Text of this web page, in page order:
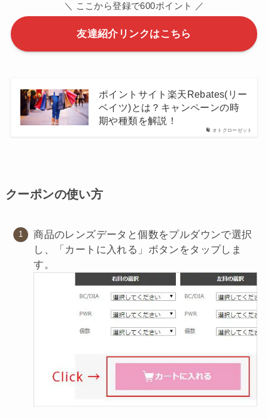
＼ ここから登録で600ポイント ／
友達紹介リンクはこちら
オトクローゼット
ポイントサイト楽天Rebates(リー
ベイツ)とは？キャンペーンの時
期や種類を解説！
クーポンの使い方
商品のレンズデータと個数をプルダウンで選択
し、「カートに入れる」ボタンをタップしま
す。